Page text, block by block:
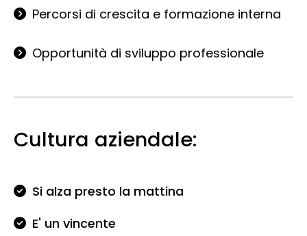
Percorsi di crescita e formazione interna
Opportunità di sviluppo professionale
Cultura aziendale:
Si alza presto la mattina
E' un vincente